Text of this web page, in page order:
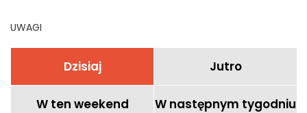
UWAGI
Dzisiaj Jutro
W ten weekend W następnym tygodniu